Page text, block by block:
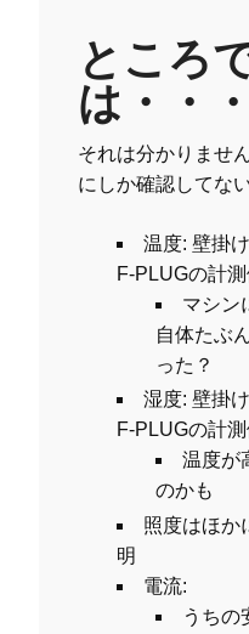
ところ
は・・
それは分かりませ
にしか確認してな
温度: 壁掛
F-PLUGの計
マシン
自体たぶ
った？
湿度: 壁掛
F-PLUGの計
温度が
のかも
照度はほか
明
電流:
うちの